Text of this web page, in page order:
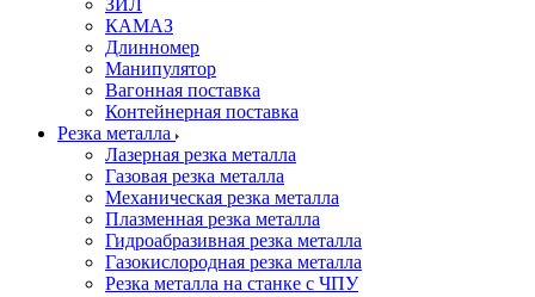
ЗИЛ
КАМАЗ
Длинномер
Манипулятор
Вагонная поставка
Контейнерная поставка
Резка металла
Лазерная резка металла
Газовая резка металла
Механическая резка металла
Плазменная резка металла
Гидроабразивная резка металла
Газокислородная резка металла
Резка металла на станке с ЧПУ